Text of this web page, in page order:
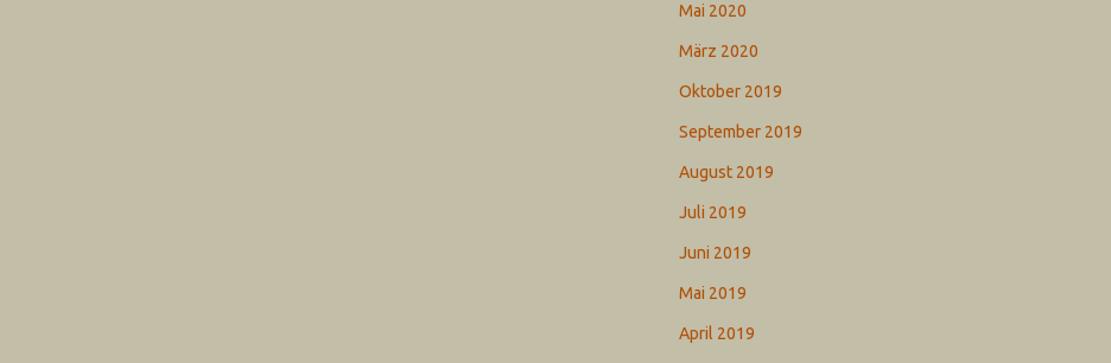
Mai 2020
März 2020
Oktober 2019
September 2019
August 2019
Juli 2019
Juni 2019
Mai 2019
April 2019